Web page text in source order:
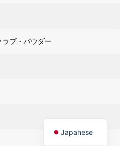
ラブ・パウダー
Japanese